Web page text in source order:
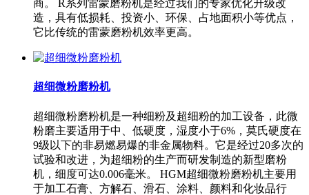
商。 R系列雷蒙磨粉机是经过我们的专家优化升级改
造，具有低损耗、投资小、环保、占地面积小等优点，
它比传统的雷蒙磨粉机效率更高。
超细微粉磨粉机
超细微粉磨粉机是一种细粉及超细粉的加工设备，此微
粉磨主要适用于中、低硬度，湿度小于6%，莫氏硬度在
9级以下的非易燃易爆的非金属物料。它是经过20多次的
试验和改进，为超细粉的生产而研发制造的新型磨粉
机，细度可达0.006毫米。 HGM超细微粉磨粉机主要用
于加工石膏、方解石、滑石、涂料、颜料和化妆品行